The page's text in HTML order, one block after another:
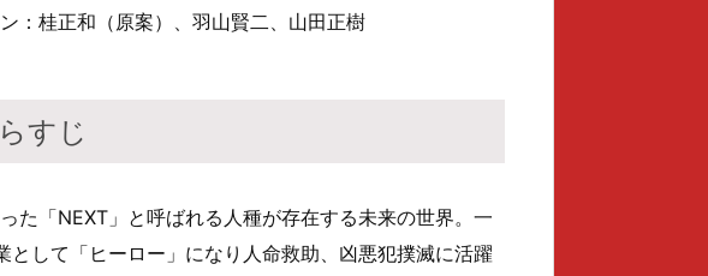
：桂正和（原案）、羽山賢二、山田正樹
すじ
た「NEXT」と呼ばれる人種が存在する未来の世界。一
として「ヒーロー」になり人命救助、凶悪犯撲滅に活躍